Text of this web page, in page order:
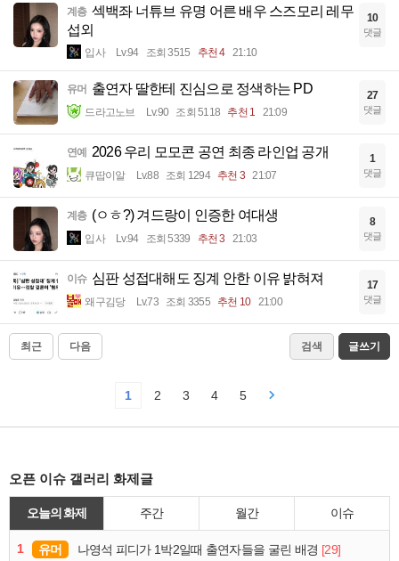
계층 섹백좌 너튜브 유명 어른 배우 스즈모리 레무
섭외
입사 Lv.94 조회 3515 추천 4 21:10
10
댓글
유머 출연자 딸한테 진심으로 정색하는 PD
드라고노브 Lv.90 조회 5118 추천 1 21:09
27
댓글
연예 2026 우리 모모콘 공연 최종 라인업 공개
큐땁이알 Lv.88 조회 1294 추천 3 21:07
1
댓글
계층 (ㅇㅎ?) 겨드랑이 인증한 여대생
입사 Lv.94 조회 5339 추천 3 21:03
8
댓글
이슈 심판 성접대해도 징계 안한 이유 밝혀져
왜구김당 Lv.73 조회 3355 추천 10 21:00
17
댓글
최근 다음 검색 글쓰기
1 2 3 4 5
오픈 이슈 갤러리 화제글
오늘의 화제 주간 월간 이슈
1 유머 나영석 피디가 1박2일때 출연자들을 굴린 배경 [29]